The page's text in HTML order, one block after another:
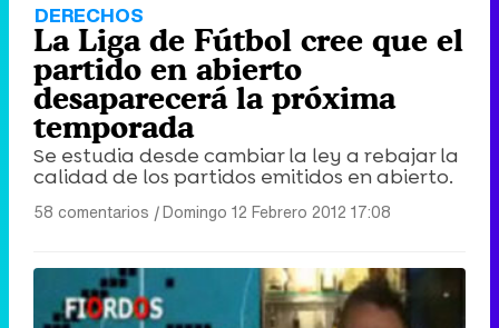
DERECHOS
La Liga de Fútbol cree que el
partido en abierto
desaparecerá la próxima
temporada
Se estudia desde cambiar la ley a rebajar la
calidad de los partidos emitidos en abierto.
58 comentarios |Domingo 12 Febrero 2012 17:08